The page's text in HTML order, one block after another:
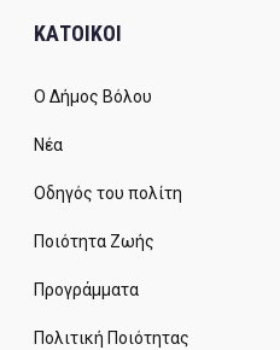
ΚΑΤΟΙΚΟΙ
Ο Δήμος Βόλου
Νέα
Οδηγός του πολίτη
Ποιότητα Ζωής
Προγράμματα
Πολιτική Ποιότητας